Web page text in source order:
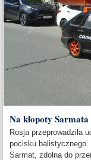
Na kłopoty Sarmata
Rosja przeprowadziła
pocisku balistycznego.
Sarmat, zdolną do